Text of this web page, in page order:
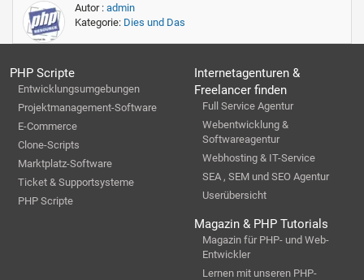
Autor : admin
Kategorie: Dies und Das
PHP Scripte
Entwicklungsumgebungen
Projektmanagement-Software
E-Commerce
Clone-Scripts
Marktplatz-Software
Ticket & Supportsysteme
PHP Scripte
Internetagenturen &
Freelancer finden
Full Service Agentur
Webentwicklung &
Softwareagentur
Webhosting & IT-Service
SEA , SEM und SEO Agentur
Userübersicht
Magazin & PHP Tutorials
Magazin für PHP- und Web-
Entwickler
Lernen mit unseren PHP-